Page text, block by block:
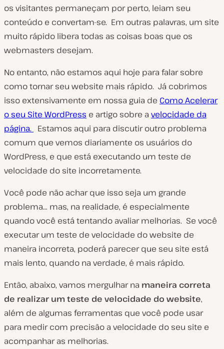
os visitantes permaneçam por perto, leiam seu
conteúdo e convertam-se. Em outras palavras, um site
muito rápido libera todas as coisas boas que os
webmasters desejam.
No entanto, não estamos aqui hoje para falar sobre
como tornar seu website mais rápido. Já cobrimos
isso extensivamente em nossa guia de Como Acelerar
o seu Site WordPress e artigo sobre a velocidade da
página. Estamos aqui para discutir outro problema
comum que vemos diariamente os usuários do
WordPress, e que está executando um teste de
velocidade do site incorretamente.
Você pode não achar que isso seja um grande
problema… mas, na realidade, é especialmente
quando você está tentando avaliar melhorias. Se você
executar um teste de velocidade do website de
maneira incorreta, poderá parecer que seu site está
mais lento, quando na verdade, é mais rápido.
Então, abaixo, vamos mergulhar na maneira correta
de realizar um teste de velocidade do website,
além de algumas ferramentas que você pode usar
para medir com precisão a velocidade do seu site e
acompanhar as melhorias.